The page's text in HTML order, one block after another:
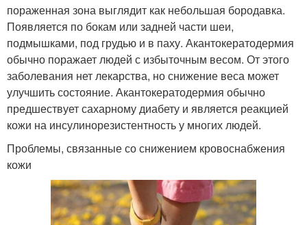
пораженная зона выглядит как небольшая бородавка.
Появляется по бокам или задней части шеи,
подмышками, под грудью и в паху. Акантокератодермия
обычно поражает людей с избыточным весом. От этого
заболевания нет лекарства, но снижение веса может
улучшить состояние. Акантокератодермия обычно
предшествует сахарному диабету и является реакцией
кожи на инсулинорезистентность у многих людей.
Проблемы, связанные со снижением кровоснабжения
кожи